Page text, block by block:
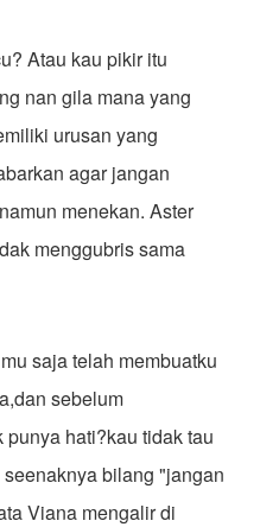
Atau kau pikir itu
nan gila mana yang
urusan yang
agar jangan
menekan. Aster
menggubris sama
saja telah membuatku
sebelum
hati?kau tidak tau
bilang "jangan
Viana mengalir di